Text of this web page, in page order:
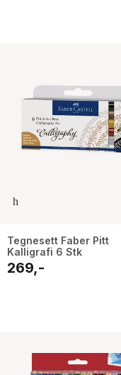
Tegnesett Faber Pitt
Kalligrafi 6 Stk
269,-